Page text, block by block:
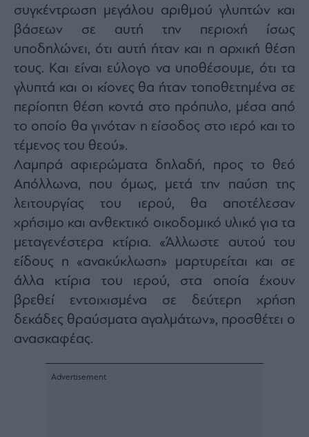
συγκέντρωση μεγάλου αριθμού γλυπτών και
βάσεων σε αυτή την περιοχή ίσως
υποδηλώνει, ότι αυτή ήταν και η αρχική θέση
τους. Και είναι εύλογο να υποθέσουμε, ότι τα
γλυπτά και οι κίονες θα ήταν τοποθετημένα σε
περίοπτη θέση κοντά στο πρόπυλο, μέσα από
το οποίο θα γινόταν η είσοδος στο ιερό και το
τέμενος του θεού».
Λαμπρά αφιερώματα δηλαδή, προς το θεό
Απόλλωνα, που όμως, μετά την παύση της
λειτουργίας του ιερού, θα αποτέλεσαν
χρήσιμο και ανθεκτικό οικοδομικό υλικό για τα
μεταγενέστερα κτίρια. «Άλλωστε αυτού του
είδους η «ανακύκλωση» μαρτυρείται και σε
άλλα κτίρια του ιερού, στα οποία έχουν
βρεθεί εντοιχισμένα σε δεύτερη χρήση
δεκάδες θραύσματα αγαλμάτων», προσθέτει ο
ανασκαφέας.